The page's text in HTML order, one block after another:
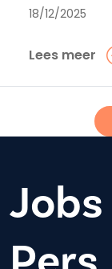
18/12/2025
Lees meer
Jobs